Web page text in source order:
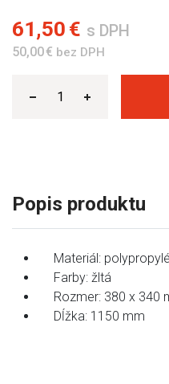
61,50 € s DPH
50,00 € bez DPH
Popis produktu
Materiál:
Farby: žltá
Rozmer: 380 x 340
Dĺžka: 1150 mm